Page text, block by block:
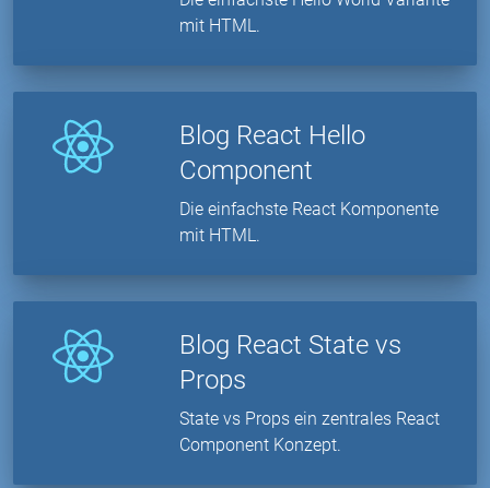
mit HTML.
Blog React Hello
Component
Die einfachste React Komponente
mit HTML.
Blog React State vs
Props
State vs Props ein zentrales React
Component Konzept.